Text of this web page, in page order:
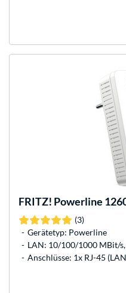
FRITZ! Powerline
(3)
Gerätetyp: Powerline
LAN: 10/100/1000 MBit/
Anschlüsse: 1x RJ-45